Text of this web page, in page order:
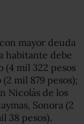
mayor deuda
habitante debe
(4 mil 322 pesos
mil 879 pesos);
Nicolás de los
Sonora (2
38 pesos).